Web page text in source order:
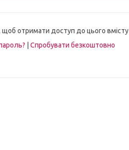
щоб отримати доступ до цього вмісту
Спробувати безкоштовно